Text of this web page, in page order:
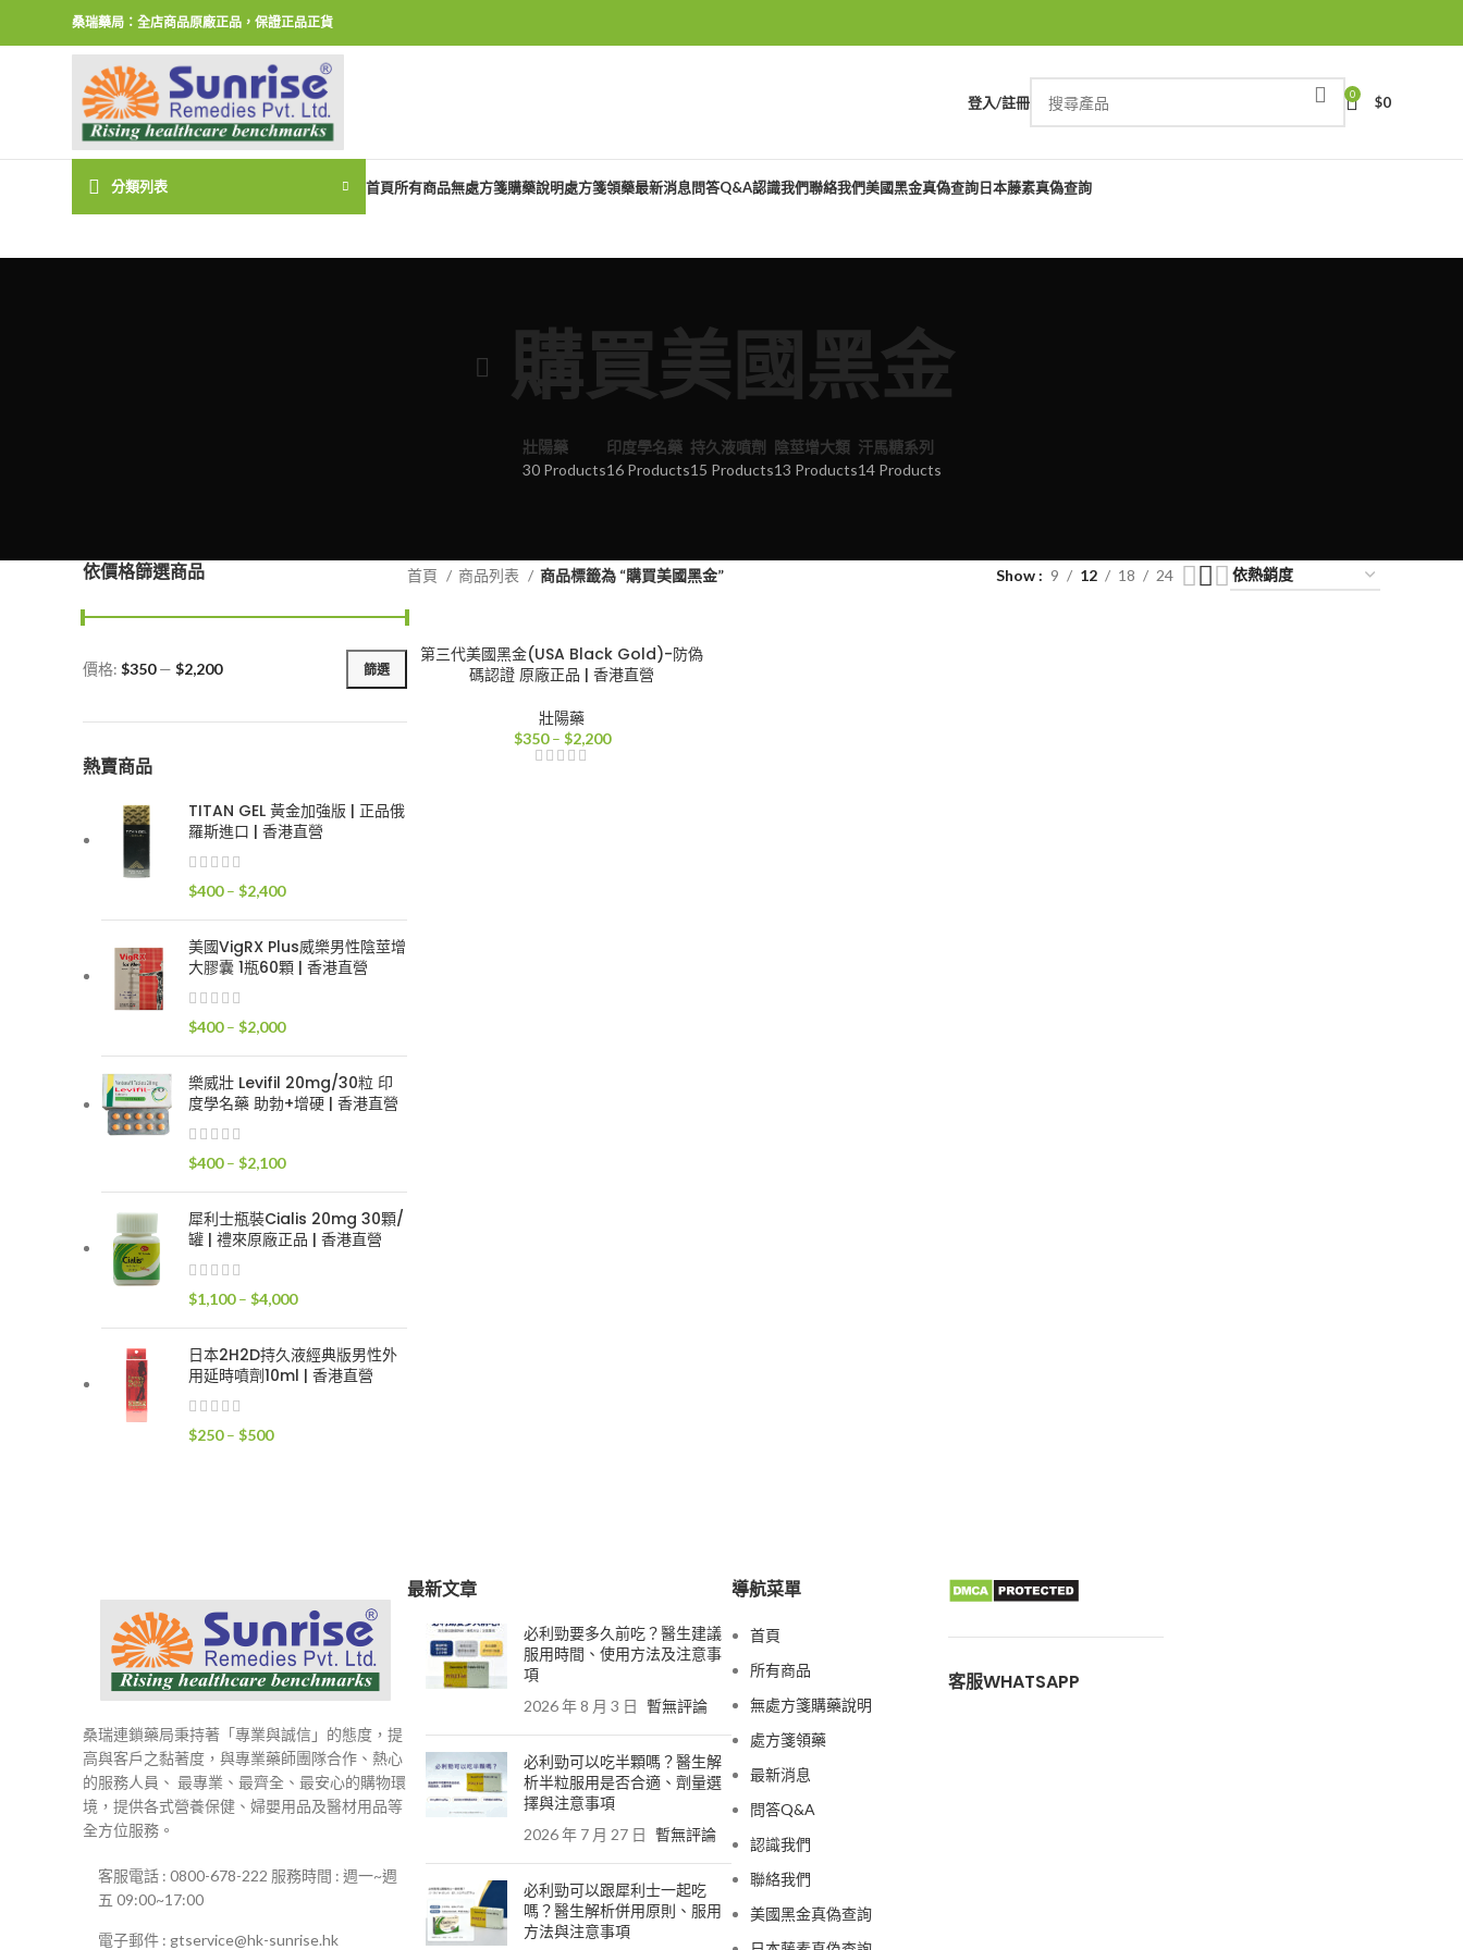
桑瑞藥局：全店商品原廠正品，保證正品正貨
登入/註冊 0 $0
分類列表 首頁所有商品無處方箋購藥說明處方箋領藥最新消息問答Q&A認識我們聯絡我們美國黑金真偽查詢日本藤素真偽查詢
購買美國黑金
壯陽藥
30 Products
印度學名藥
16 Products
持久液噴劑
15 Products
陰莖增大類
13 Products
汗馬糖系列
14 Products
依價格篩選商品
最
價
最
價
篩選
價格: $350— $2,200
熱賣商品
TITAN GEL 黃金加強版 | 正品俄
羅斯進口 | 香港直營
$400 – $2,400價
圍：
$2,400
美國VigRX Plus威樂男性陰莖增
大膠囊 1瓶60顆 | 香港直營
$400 – $2,000價
範
圍：
$2,000
樂威壯 Levifil 20mg/30粒 印
度學名藥 助勃+增硬 | 香港直營
$400 – $2,100價
範
圍：
$2,100
犀利士瓶裝Cialis 20mg 30顆/
罐 | 禮來原廠正品 | 香港直營
$1,100 – $4,000價
範
圍：
日本2H2D持久液經典版男性外
用延時噴劑10ml | 香港直營
$250 – $500價
首頁 商品列表 商品標籤為 “購買美國黑金” Show 9 12 18 24
第三代美國黑金(USA Black Gold)-防偽
碼認證 原廠正品 | 香港直營
壯陽藥
$350 – $2,200價
桑瑞連鎖藥局秉持著「專業與誠信」的態度，提
高與客戶之黏著度，與專業藥師團隊合作、熱心
的服務人員、 最專業、最齊全、最安心的購物環
境，提供各式營養保健、婦嬰用品及醫材用品等
全方位服務。
客服電話 : 0800-678-222 服務時間 : 週一~週
五 09:00~17:00
電子郵件 : gtservice@hk-sunrise.hk
最新文章
必利勁要多久前吃？醫生建議
服用時間、使用方法及注意事
項
2026 年 8 月 3 日 暫無評論
必利勁可以吃半顆嗎？醫生解
析半粒服用是否合適、劑量選
擇與注意事項
2026 年 7 月 27 日 暫無評論
必利勁可以跟犀利士一起吃
嗎？醫生解析併用原則、服用
方法與注意事項
導航菜單
首頁
所有商品
無處方箋購藥說明
處方箋領藥
最新消息
問答Q&A
認識我們
聯絡我們
美國黑金真偽查詢
客服WHATSAPP